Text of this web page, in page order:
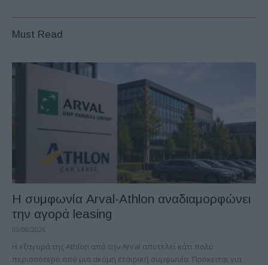
Must Read
Η συμφωνία Arval-Athlon αναδιαμορφώνει
την αγορά leasing
03/08/2026
Η εξαγορά της Athlon από την Arval αποτελεί κάτι πολύ
περισσότερο από μια ακόμη εταιρική συμφωνία. Πρόκειται για